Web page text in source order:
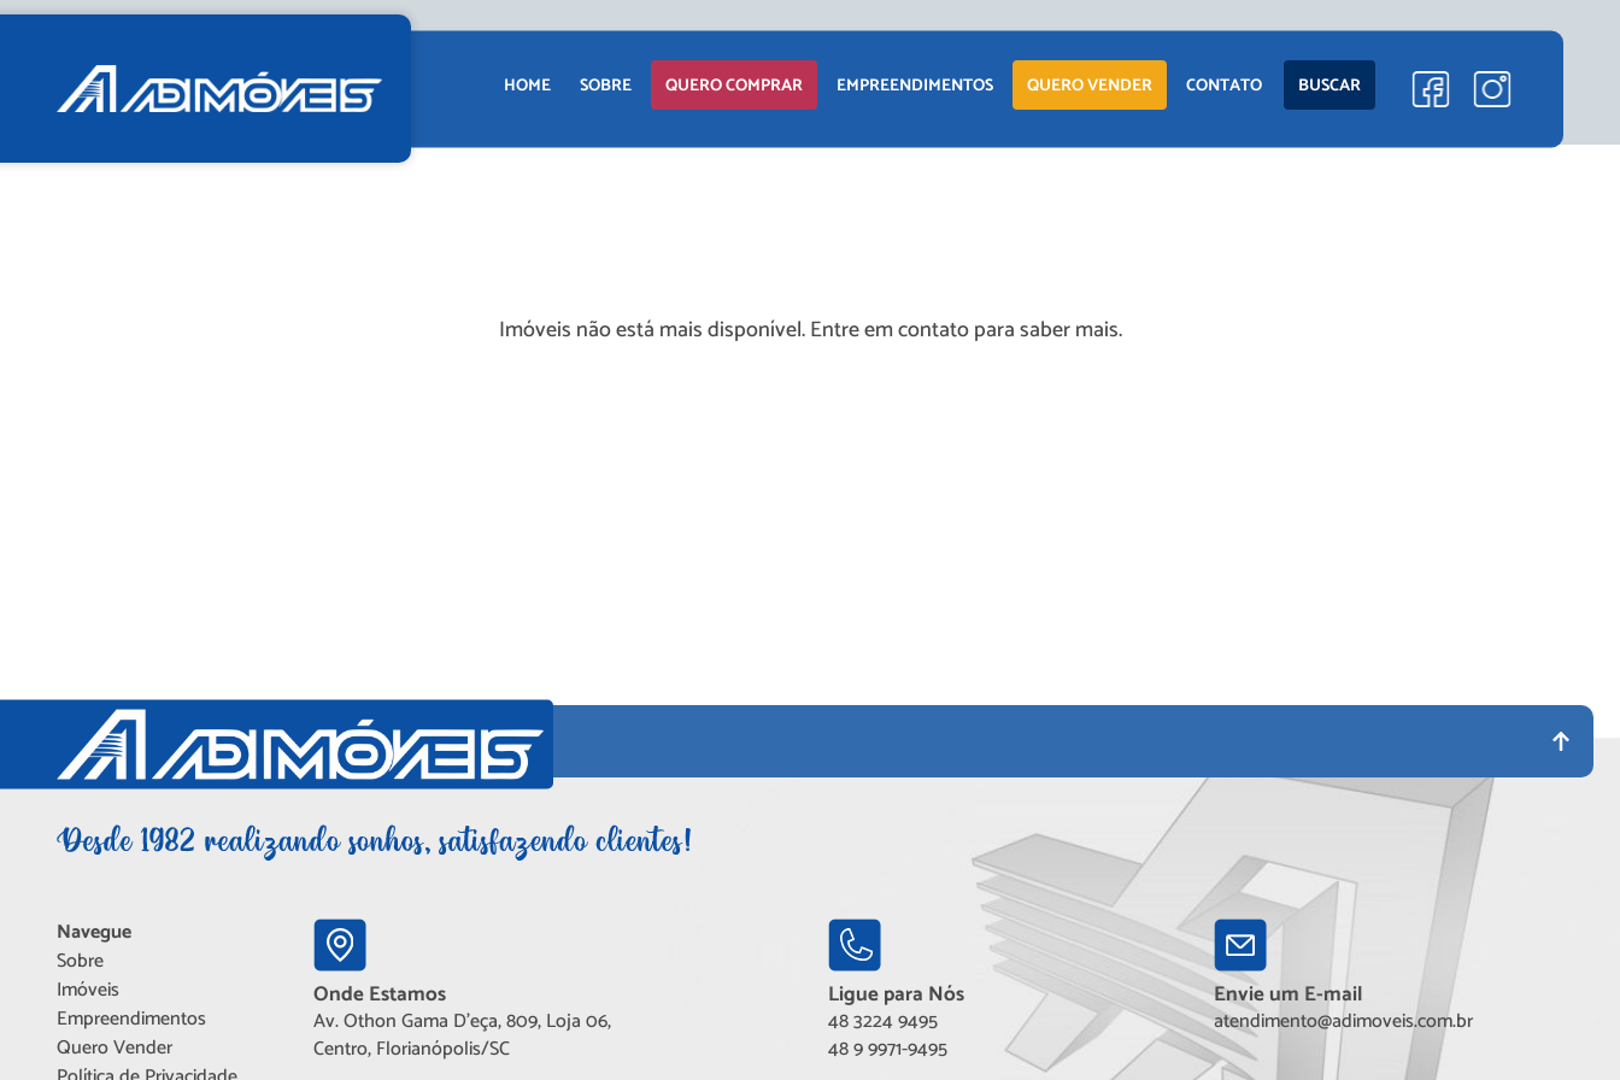
HOME SOBRE QUERO COMPRAR
TERRENO
EMPREENDIMENTOS
PRONTOS PARA
MORAR
QUERO VENDER CONTATO BUSCAR
Imóveis não está mais disponível. Entre em contato para saber mais.
Navegue
Sobre
Imóveis
Empreendimentos
Quero Vender
Onde Estamos
Av. Othon Gama D'eça, 809, Loja 06,
Centro, Florianópolis/SC
Ligue para Nós
48 3224 9495
48 9 9971-9495
Envie um E-mail
atendimento@adimoveis.com.br